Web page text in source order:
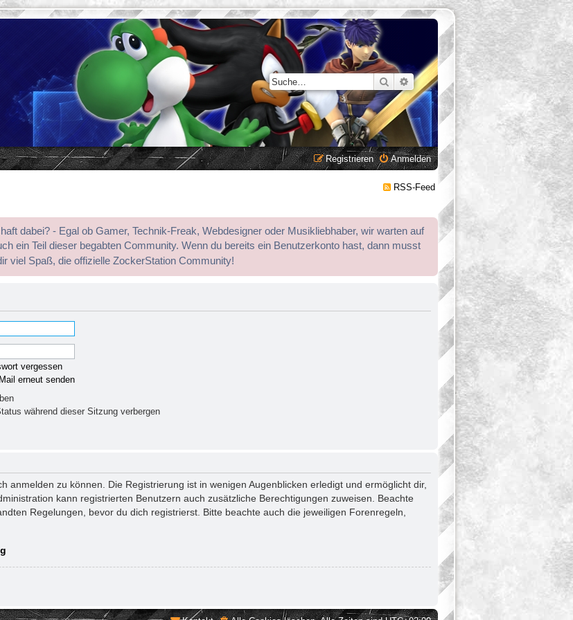
SucheErweiterte Suche
Anmelden
Registrieren
RSS-Feed
dabei? - Egal ob Gamer, Technik-Freak, Webdesigner oder Musikliebhaber, wir warten auf
ein Teil dieser begabten Community. Wenn du bereits ein Benutzerkonto hast, dann musst
viel Spaß, die offizielle ZockerStation Community!
vergessen
erneut senden
während dieser Sitzung verbergen
anmelden zu können. Die Registrierung ist in wenigen Augenblicken erledigt und ermöglicht dir,
kann registrierten Benutzern auch zusätzliche Berechtigungen zuweisen. Beachte
Regelungen, bevor du dich registrierst. Bitte beachte auch die jeweiligen Forenregeln,